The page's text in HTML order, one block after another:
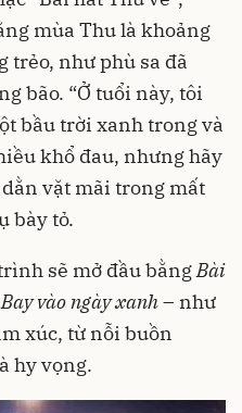
mùa Thu là khoảng
trẻo, như phù sa đã
bão. “Ở tuổi này, tôi
bầu trời xanh trong và
khổ đau, nhưng hãy
vặt mãi trong mất
bày tỏ.
sẽ mở đầu bằngBài
Bay vào ngày xanh– như
xúc, từ nỗi buồn
hy vọng.